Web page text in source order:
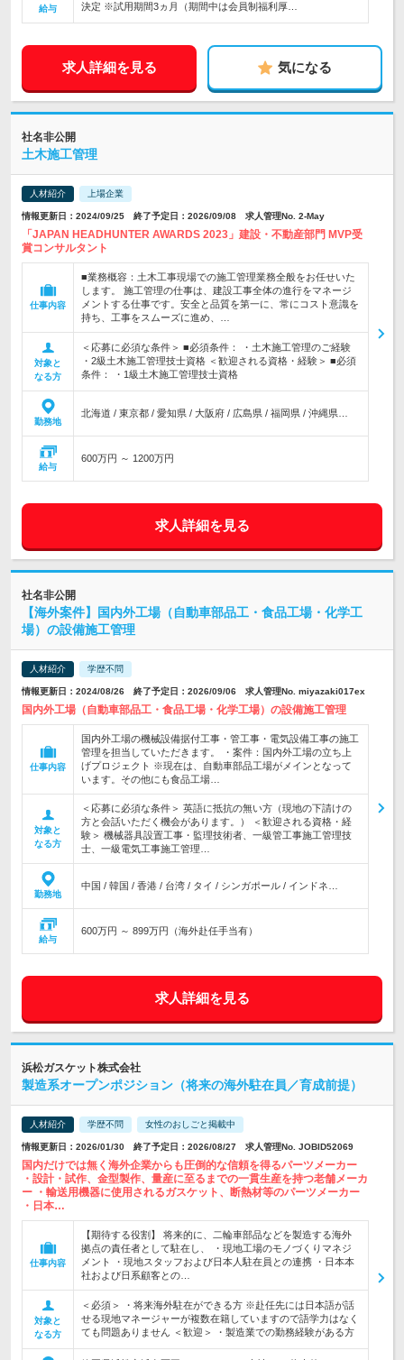
給与
決定 ※試用期間3ヵ月（期間中は会員制福利厚…
求人詳細を見る 気になる
社名非公開
土木施工管理
人材紹介 上場企業
情報更新日：2024/09/25 終了予定日：2026/09/08 求人管理No. 2-May
「JAPAN HEADHUNTER AWARDS 2023」建設・不動産部門 MVP受
賞コンサルタント
仕事内容
■業務概容：土木工事現場での施工管理業務全般をお任せいた
します。 施工管理の仕事は、建設工事全体の進行をマネージ
メントする仕事です。安全と品質を第一に、常にコスト意識を
持ち、工事をスムーズに進め、…
対象と
なる方
＜応募に必須な条件＞ ■必須条件： ・土木施工管理のご経験
・2級土木施工管理技士資格 ＜歓迎される資格・経験＞ ■必須
条件： ・1級土木施工管理技士資格
勤務地
北海道 / 東京都 / 愛知県 / 大阪府 / 広島県 / 福岡県 / 沖縄県…
給与
600万円 ～ 1200万円
求人詳細を見る
社名非公開
【海外案件】国内外工場（自動車部品工・食品工場・化学工
場）の設備施工管理
人材紹介 学歴不問
情報更新日：2024/08/26 終了予定日：2026/09/06 求人管理No. miyazaki017ex
国内外工場（自動車部品工・食品工場・化学工場）の設備施工管理
仕事内容
国内外工場の機械設備据付工事・管工事・電気設備工事の施工
管理を担当していただきます。 ・案件：国内外工場の立ち上
げプロジェクト ※現在は、自動車部品工場がメインとなって
います。その他にも食品工場…
対象と
なる方
＜応募に必須な条件＞ 英語に抵抗の無い方（現地の下請けの
方と会話いただく機会があります。） ＜歓迎される資格・経
験＞ 機械器具設置工事・監理技術者、一級管工事施工管理技
士、一級電気工事施工管理…
勤務地
中国 / 韓国 / 香港 / 台湾 / タイ / シンガポール / インドネ…
給与
600万円 ～ 899万円（海外赴任手当有）
求人詳細を見る
浜松ガスケット株式会社
製造系オープンポジション（将来の海外駐在員／育成前提）
人材紹介 学歴不問 女性のおしごと掲載中
情報更新日：2026/01/30 終了予定日：2026/08/27 求人管理No. JOBID52069
国内だけでは無く海外企業からも圧倒的な信頼を得るパーツメーカー
・設計・試作、金型製作、量産に至るまでの一貫生産を持つ老舗メーカ
ー ・輸送用機器に使用されるガスケット、断熱材等のパーツメーカー
・日本…
仕事内容
【期待する役割】 将来的に、二輪車部品などを製造する海外
拠点の責任者として駐在し、 ・現地工場のモノづくりマネジ
メント ・現地スタッフおよび日本人駐在員との連携 ・日本本
社および日系顧客との…
対象と
なる方
＜必須＞ ・将来海外駐在ができる方 ※赴任先には日本語が話
せる現地マネージャーが複数在籍していますので語学力はなく
ても問題ありません ＜歓迎＞ ・製造業での勤務経験がある方